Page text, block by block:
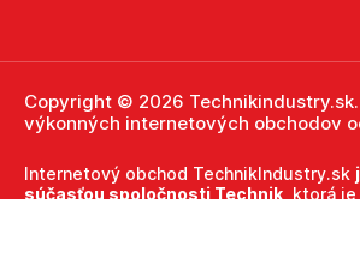
Internetový obchod TechnikIndustry.sk
súčasťou spoločnosti Technik , ktorá
Copyright © 2026
výkonných internetových obchodov